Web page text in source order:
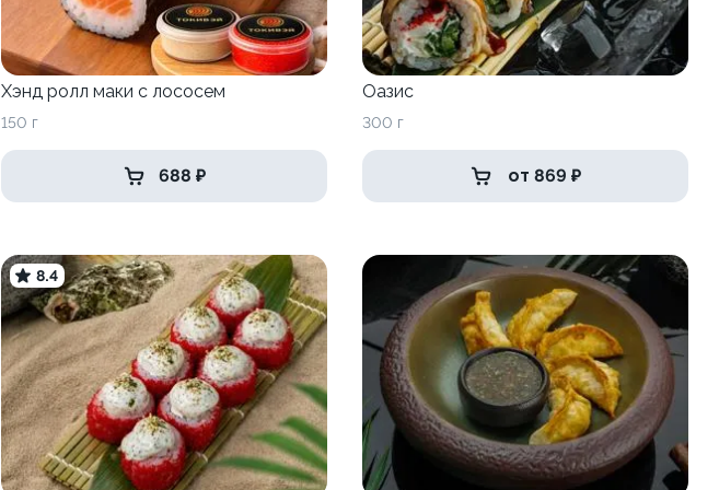
Хэнд ролл маки с лососем
150 г
688 ₽
Оазис
300 г
от 869 ₽
8.4